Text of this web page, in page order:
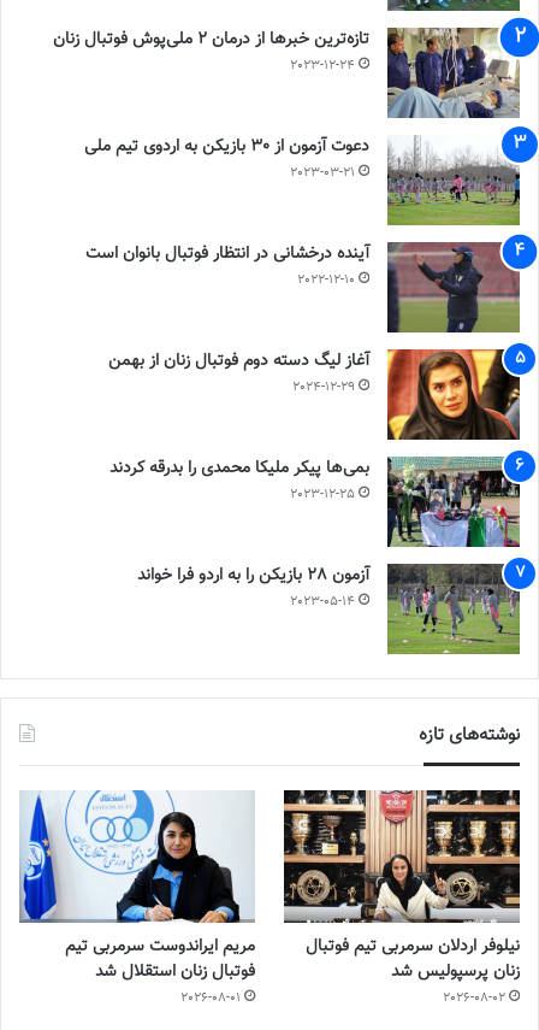
تازه‌ترین خبرها از درمان ۲ ملی‌پوش فوتبال زنان
2023-12-24
دعوت آزمون از 30 بازیکن به اردوی تیم ملی
2023-03-21
آینده درخشانی در انتظار فوتبال بانوان است
2022-12-10
آغاز لیگ دسته دوم فوتبال زنان از بهمن
2024-12-29
بمی‌ها پیکر ملیکا محمدی را بدرقه کردند
2023-12-25
آزمون 28 بازیکن را به اردو فرا خواند
2023-05-14
نوشته‌های تازه
نیلوفر اردلان سرمربی تیم فوتبال
زنان پرسپولیس شد
2026-08-02
مریم ایراندوست سرمربی تیم
فوتبال زنان استقلال شد
2026-08-01